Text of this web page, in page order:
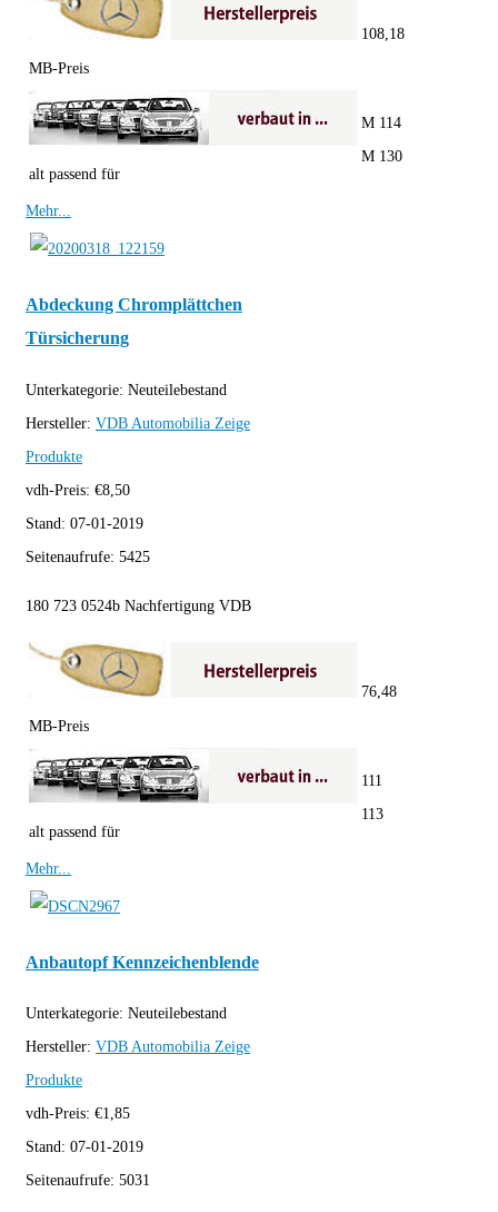
MB-Preis
108,18
alt passend für
M 114
M 130
Mehr...
Abdeckung Chromplättchen
Türsicherung
Unterkategorie: Neuteilebestand
Hersteller: VDB Automobilia Zeige
Produkte
vdh-Preis: €8,50
Stand: 07-01-2019
Seitenaufrufe: 5425
180 723 0524b Nachfertigung VDB
MB-Preis
76,48
alt passend für
111
113
Mehr...
Anbautopf Kennzeichenblende
Unterkategorie: Neuteilebestand
Hersteller: VDB Automobilia Zeige
Produkte
vdh-Preis: €1,85
Stand: 07-01-2019
Seitenaufrufe: 5031